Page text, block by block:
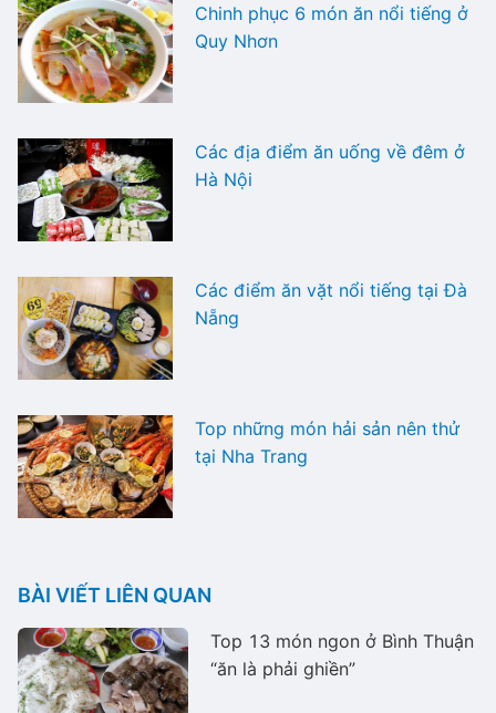
Chinh phục 6 món ăn nổi tiếng ở
Quy Nhơn
Các địa điểm ăn uống về đêm ở
Hà Nội
Các điểm ăn vặt nổi tiếng tại Đà
Nẵng
Top những món hải sản nên thử
tại Nha Trang
BÀI VIẾT LIÊN QUAN
Top 13 món ngon ở Bình Thuận
“ăn là phải ghiền”